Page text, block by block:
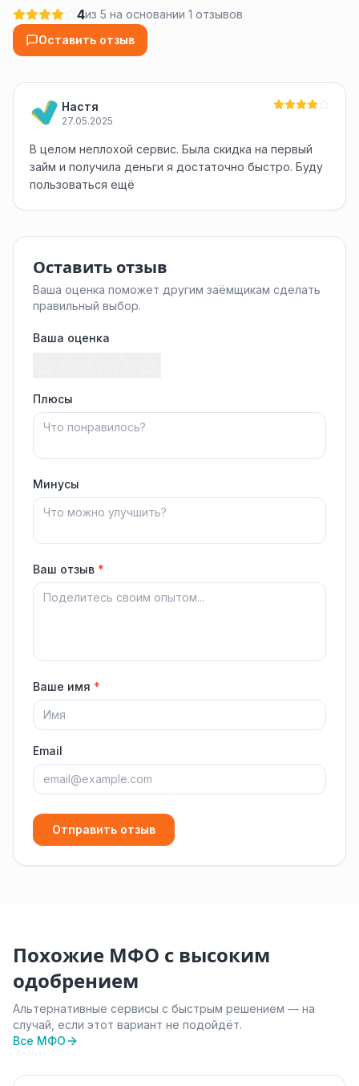
4из 5 на основании 1 отзывов
Оставить отзыв
Настя
27.05.2025
В целом неплохой сервис. Была скидка на первый
займ и получила деньги я достаточно быстро. Буду
пользоваться ещё
Оставить отзыв
Ваша оценка поможет другим заёмщикам сделать
правильный выбор.
Ваша оценка
Плюсы
Минусы
Ваш отзыв *
Ваше имя *
Email
Отправить отзыв
Похожие МФО с высоким
одобрением
Альтернативные сервисы с быстрым решением — на
случай, если этот вариант не подойдёт.
Все МФО